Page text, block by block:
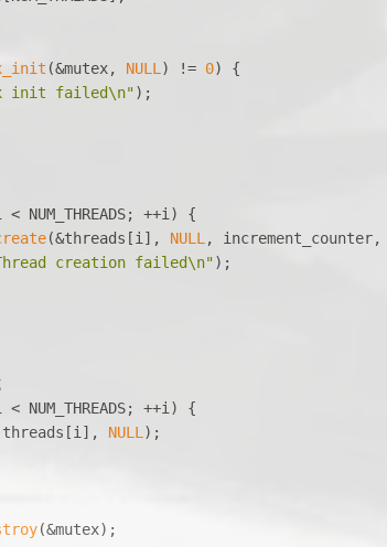
(&mutex, NULL ) != 0) {
init failed\n");
NUM_THREADS; ++i) {
(&threads[i], NULL ,
creation failed\n");
NUM_THREADS; ++i) {
NULL );
(&mutex);